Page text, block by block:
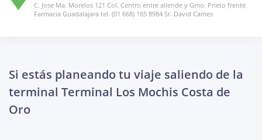
C. Jose Ma. Morelos 121 Col. Centro entre allende y Gmo. Prieto frente
Farmacia Guadalajara tel. (01 668) 165 8984 Sr. David Cames
Si estás planeando tu viaje saliendo de la
terminal Terminal Los Mochis Costa de
Oro